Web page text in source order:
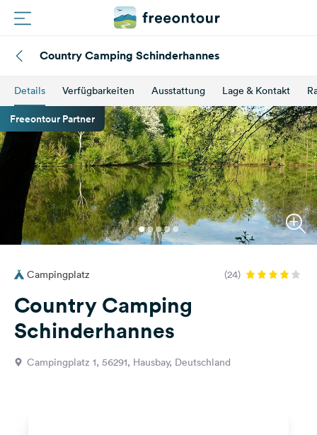
Plätze
Magazin
Partner
Registrieren
Einloggen
Fragen &
Feedback
Sprache:
Deutsch
Country Camping Schinderhannes
Details Verfügbarkeiten Ausstattung Lage & Kontakt
Freeontour Partner
Campingplatz (24)
Country Camping
Schinderhannes
Campingplatz 1, 56291, Hausbay, Deutschland